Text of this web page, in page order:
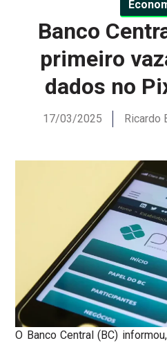
Banco
primeiro
dados no
17/03/2025 Ricardo
O Banco Central (BC)